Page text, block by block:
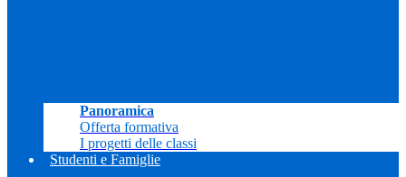
Panoramica
Offerta formativa
I progetti delle classi
Studenti e Famiglie